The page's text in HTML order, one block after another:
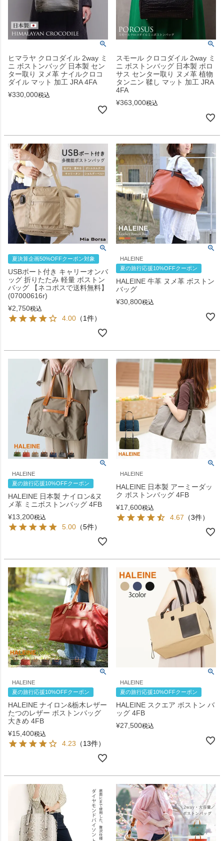
ヒマラヤ クロコダイル 2way ミ
ニ ボストンバッグ 日本製 セン
ター取り ヌメ革 ナイルクロコ
ダイル マット 加工 JRA 4FA
¥330,000税込
スモール クロコダイル 2way ミ
ニ ボストンバッグ 日本製 ポロ
サス センター取り ヌメ革 植物
タンニン 鞣し マット 加工 JRA
4FA
¥363,000税込
夏決算企画50%OFFクーポン対象
USBポート付き キャリーオンバ
ッグ 折りたたみ 軽量 ボストン
バッグ 【ネコポスで送料無料】
(07000616r)
¥2,750税込
4.00 （1件）
HALEINE
夏の旅行応援10%OFFクーポン
HALEINE 牛革 ヌメ革 ボストン
バッグ
¥30,800税込
HALEINE
夏の旅行応援10%OFFクーポン
HALEINE 日本製 ナイロン&ヌ
メ革 ミニボストンバッグ 4FB
¥13,200税込
5.00 （5件）
HALEINE
HALEINE 日本製 アーミーダッ
ク ボストンバッグ 4FB
¥17,600税込
4.67 （3件）
HALEINE
夏の旅行応援10%OFFクーポン
HALEINE ナイロン&栃木レザー
たつのレザー ボストンバッグ
大きめ 4FB
¥15,400税込
4.23 （13件）
HALEINE
夏の旅行応援10%OFFクーポン
HALEINE スクエア ボストン バ
ッグ 4FB
¥27,500税込